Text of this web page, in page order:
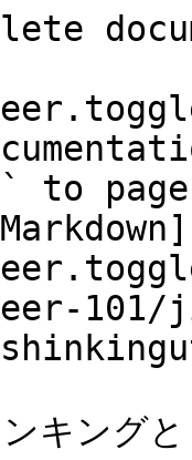
to
キング